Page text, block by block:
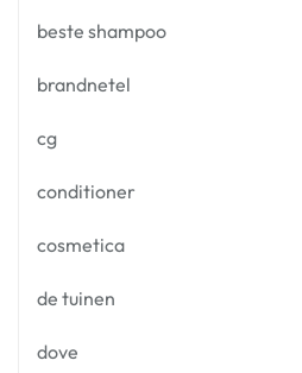
beste shampoo
brandnetel
cg
conditioner
cosmetica
de tuinen
dove